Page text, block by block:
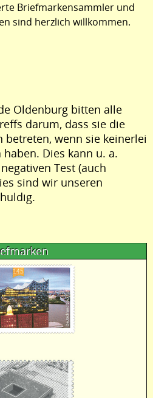
Briefmarkensammler und
sind herzlich willkommen.
Oldenburg bitten alle
darum, dass sie die
betreten, wenn sie keinerlei
Dies kann u. a.
Test (auch
sind wir unseren